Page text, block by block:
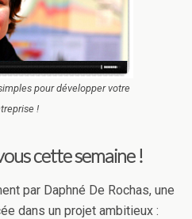
pour développer votre
!
cette semaine !
par Daphné De Rochas, une
dans un projet ambitieux :